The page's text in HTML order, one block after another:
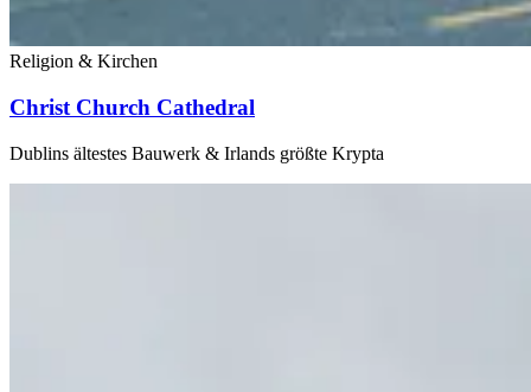
Religion & Kirchen
Christ Church Cathedral
Dublins ältestes Bauwerk & Irlands größte Krypta